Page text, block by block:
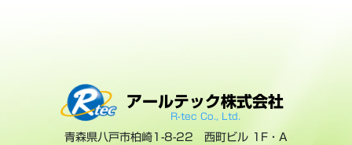
アールテック株式会社
青森県八戸市柏崎1-8-22 西町ビル 1F・A